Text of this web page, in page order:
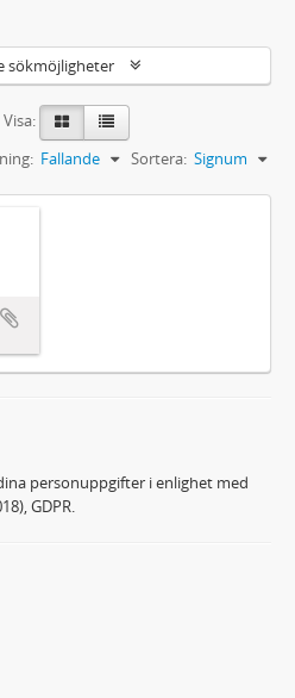
sökmöjligheter
Visa:
Sortera: Signum
Fallande
personuppgifter i enlighet med
GDPR.